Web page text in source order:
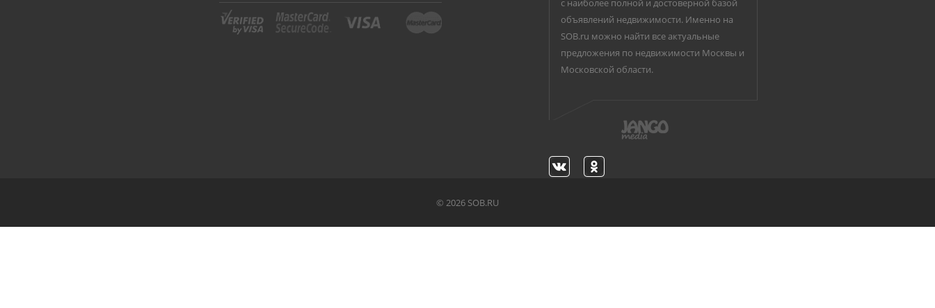
с наиболее полной и достоверной базой
объявлений недвижимости. Именно на
SOB.ru можно найти все актуальные
предложения по недвижимости Москвы и
Московской области.
© 2026 SOB.RU